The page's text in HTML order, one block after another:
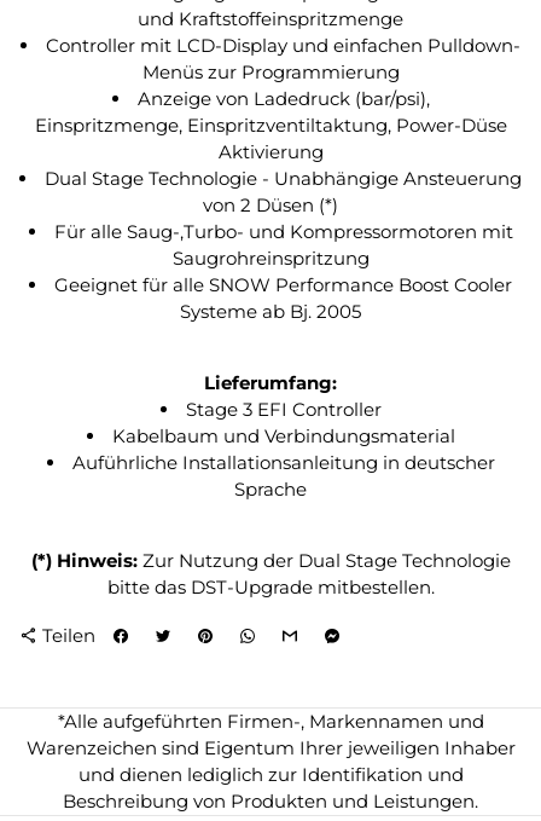
und Kraftstoffeinspritzmenge
Controller mit LCD-Display und einfachen Pulldown-
Menüs zur Programmierung
Anzeige von Ladedruck (bar/psi),
Einspritzmenge, Einspritzventiltaktung, Power-Düse
Aktivierung
Dual Stage Technologie - Unabhängige Ansteuerung
von 2 Düsen (*)
Für alle Saug-,Turbo- und Kompressormotoren mit
Saugrohreinspritzung
Geeignet für alle SNOW Performance Boost Cooler
Systeme ab Bj. 2005
Lieferumfang:
Stage 3 EFI Controller
Kabelbaum und Verbindungsmaterial
Auführliche Installationsanleitung in deutscher
Sprache
(*) Hinweis: Zur Nutzung der Dual Stage Technologie
bitte das DST-Upgrade mitbestellen.
share Teilen
*Alle aufgeführten Firmen-, Markennamen und
Warenzeichen sind Eigentum Ihrer jeweiligen Inhaber
und dienen lediglich zur Identifikation und
Beschreibung von Produkten und Leistungen.